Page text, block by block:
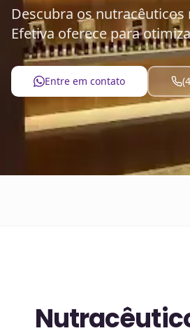
Descubra os
Efetiva oferece para
Entre em contato